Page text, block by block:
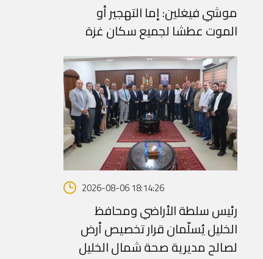
موشي فيغلين: إما التهجير أو
الموت عطشا لجميع سكان غزة
2026-08-06 18:14:26
رئيس سلطة الأراضي ومحافظ
الخليل يُسلّمان قرار تخصيص أرض
لصالح مديرية صحة شمال الخليل